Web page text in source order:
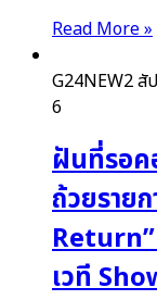
Read More »
G24NEW2 สั
6
ฝันที่รอค
ถ้วยราย
เวที